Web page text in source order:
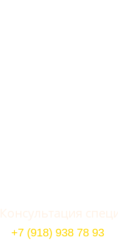
Консультация
+7 (918) 938 78 93